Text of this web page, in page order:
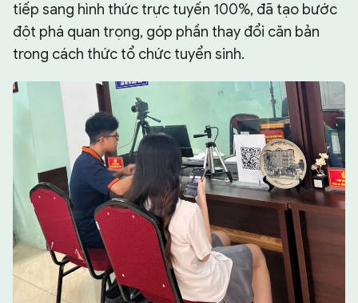
tiếp sang hình thức trực tuyến 100%, đã tạo bước
đột phá quan trọng, góp phần thay đổi căn bản
trong cách thức tổ chức tuyển sinh.